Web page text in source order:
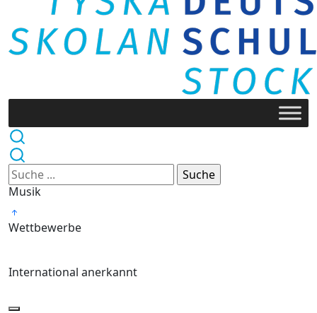
Musik
Wettbewerbe
International anerkannt